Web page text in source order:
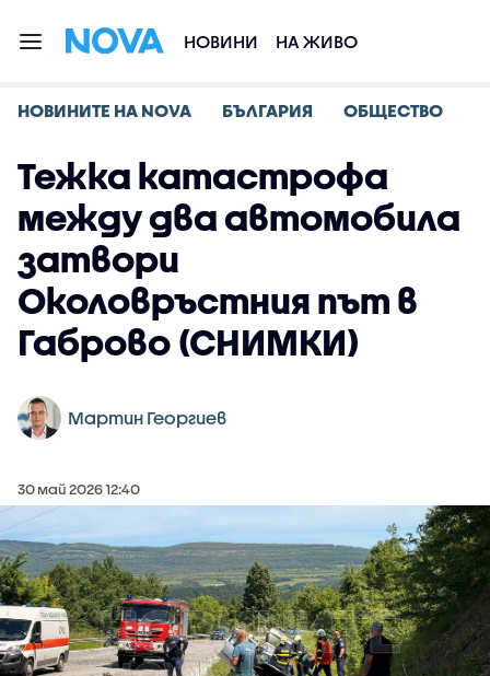
НОВИНИ НА ЖИВО
НОВИНИТЕ НА NOVA БЪЛГАРИЯ ОБЩЕСТВО
Тежка катастрофа
между два автомобила
затвори
Околовръстния път в
Габрово (СНИМКИ)
Мартин Георгиев
30 май 2026 12:40